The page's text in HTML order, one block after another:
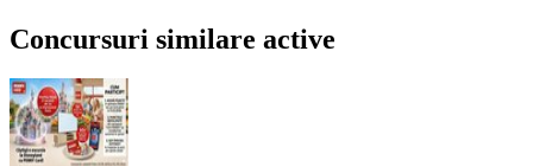
Concursuri similare active